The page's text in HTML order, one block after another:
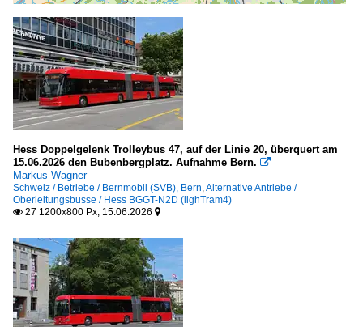
Hess Doppelgelenk Trolleybus 47, auf der Linie 20, überquert am
15.06.2026 den Bubenbergplatz. Aufnahme Bern. 
Markus Wagner
Schweiz / Betriebe / Bernmobil (SVB), Bern,Alternative Antriebe /
Oberleitungsbusse / Hess BGGT-N2D (lighTram4)
 27 1200x800 Px, 15.06.2026 